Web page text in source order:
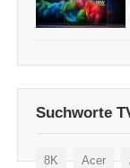
Suchworte
8K Acer